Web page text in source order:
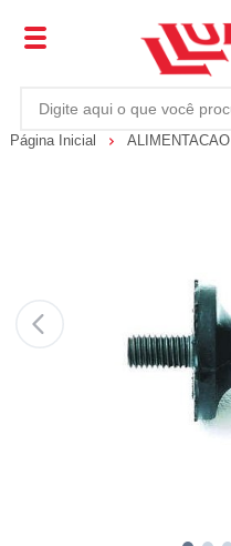
Página Inicial ALIMENTACAO